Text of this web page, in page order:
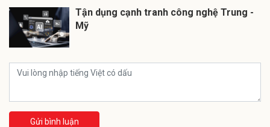
Tận dụng cạnh tranh công nghệ Trung -
Mỹ
Gửi bình luận